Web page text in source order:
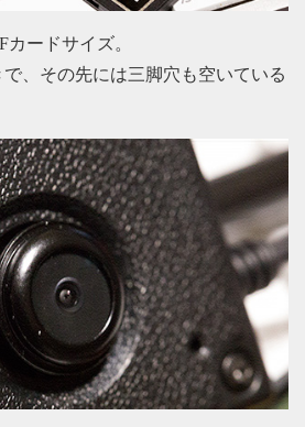
ードサイズ。
、その先には三脚穴も空いている